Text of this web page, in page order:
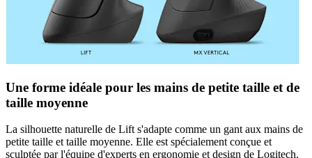
Une forme idéale pour les mains de petite taille et de
taille moyenne
La silhouette naturelle de Lift s'adapte comme un gant aux mains de
petite taille et taille moyenne. Elle est spécialement conçue et
sculptée par l'équipe d'experts en ergonomie et design de Logitech.